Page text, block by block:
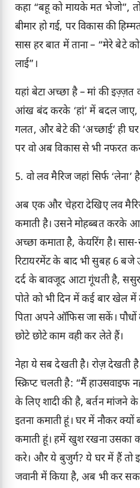
कहा “बहू को मायके मत भेजो”, तो
बीमार हो गई, पर विकास की
सास हर बात में ताना – “मेरे बेटे
लाई”।
यहां बेटा अच्छा है – मां की
आंख बंद करके ‘हां’ में बदल जाए,
गलत, और बेटे की ‘अच्छाई’ ही घर
पर वो अब विकास से भी नफरत
5. वो लव मैरिज जहां सिर्फ ‘लेना’
अब एक और चेहरा देखिए लव
कमाती है। उसने मोहब्बत करके
अच्छा कमाता है, केयरिंग है।
रिटायरमेंट के बाद भी सुबह 6
दर्द के बावजूद आटा गूंथती है,
पोते को भी दिन में कई बार खेल में
पिता अपने ऑफिस जा सकें। पौधों
छोटे छोटे काम वही कर लेते हैं।
नेहा ये सब देखती है। रोज़ देखती
स्क्रिप्ट चलती है: “मैं
के लिए शादी की है, बर्तन मांजने
इतना कमाती हूं। घर में नौकर क्यों
कमाती हूं। हमें खुश रखना उसका
करे। और ये बुजुर्ग? ये घर में हैं तो
जवानी में किया है, अब भी कर